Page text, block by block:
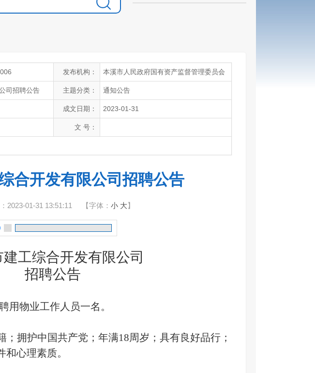
发布机构： 本溪市人民政府国有资产监督管理委员会
司招聘公告 主题分类： 通知公告
成文日期： 2023-01-31
文 号：
合开发有限公司招聘公告
2023-01-31 13:51:11 【字体： 小 大】
建工综合开发有限公司
招聘公告
用物业工作人员一名 。
；拥护中国共产党；年满18周岁；具有良好品行；
心理素质。